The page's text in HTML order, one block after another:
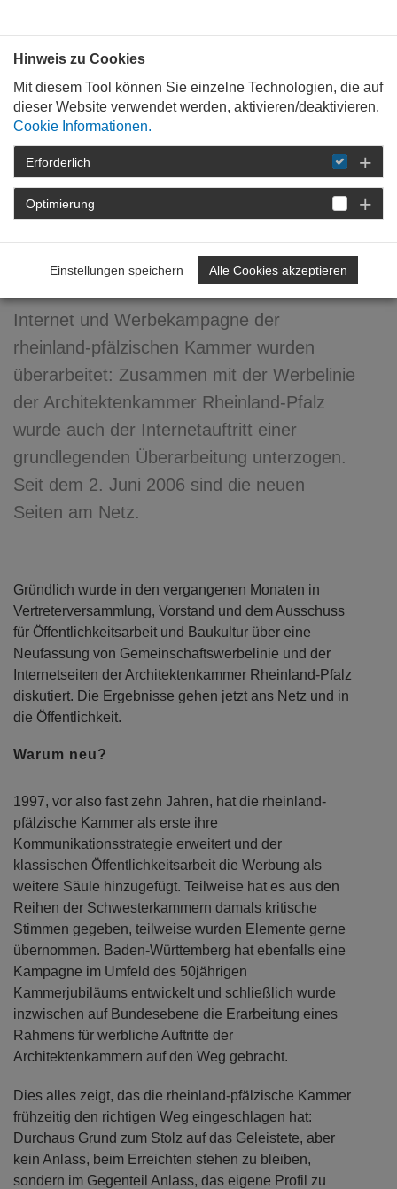
STARTSEITE
DETAIL
Aufgefrischt!
Internet und Werbekampagne der
rheinland-pfälzischen Kammer wurden
überarbeitet: Zusammen mit der Werbelinie
der Architektenkammer Rheinland-Pfalz
wurde auch der Internetauftritt einer
grundlegenden Überarbeitung unterzogen.
Seit dem 2. Juni 2006 sind die neuen
Seiten am Netz.
Gründlich wurde in den vergangenen Monaten in
Vertreterversammlung, Vorstand und dem Ausschuss
für Öffentlichkeitsarbeit und Baukultur über eine
Neufassung von Gemeinschaftswerbelinie und der
Internetseiten der Architektenkammer Rheinland-Pfalz
diskutiert. Die Ergebnisse gehen jetzt ans Netz und in
die Öffentlichkeit.
Warum neu?
1997, vor also fast zehn Jahren, hat die rheinland-
pfälzische Kammer als erste ihre
Kommunikationsstrategie erweitert und der
klassischen Öffentlichkeitsarbeit die Werbung als
weitere Säule hinzugefügt. Teilweise hat es aus den
Reihen der Schwesterkammern damals kritische
Stimmen gegeben, teilweise wurden Elemente gerne
übernommen. Baden-Württemberg hat ebenfalls eine
Kampagne im Umfeld des 50jährigen
Kammerjubiläums entwickelt und schließlich wurde
inzwischen auf Bundesebene die Erarbeitung eines
Rahmens für werbliche Auftritte der
Architektenkammern auf den Weg gebracht.
Dies alles zeigt, das die rheinland-pfälzische Kammer
frühzeitig den richtigen Weg eingeschlagen hat:
Durchaus Grund zum Stolz auf das Geleistete, aber
kein Anlass, beim Erreichten stehen zu bleiben,
sondern im Gegenteil Anlass, das eigene Profil zu
Hinweis zu Cookies
Mit diesem Tool können Sie einzelne Technologien, die auf
dieser Website verwendet werden, aktivieren/deaktivieren.
Cookie Informationen.
Erforderlich
Optimierung
Einstellungen speichern Alle Cookies akzeptieren